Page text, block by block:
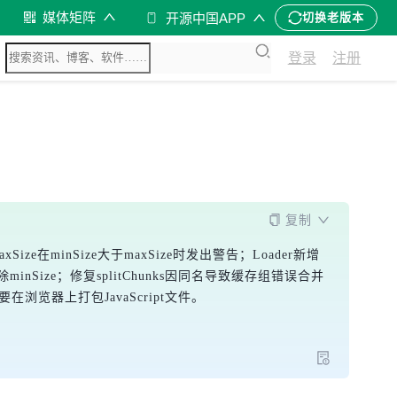
媒体矩阵 开源中国APP 切换老版本
登录 注册
复制
在minSize大于maxSize时发出警告；Loader新增
minSize；修复splitChunks因同名导致缓存组错误合并
浏览器上打包JavaScript文件。